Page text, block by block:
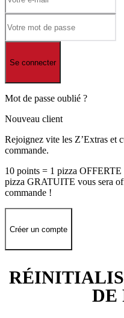
Se connecter
Mot de passe oublié ?
Nouveau client
Rejoignez vite les Z’Extras et
commande.
10 points = 1 pizza
pizza GRATUITE vous sera
commande !
Créer un compte
DE